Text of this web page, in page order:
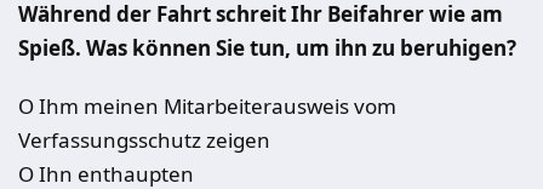
Während der Fahrt schreit Ihr Beifahrer wie am
Spieß. Was können Sie tun, um ihn zu beruhigen?
O Ihm meinen Mitarbeiterausweis vom
Verfassungsschutz zeigen
O Ihn enthaupten